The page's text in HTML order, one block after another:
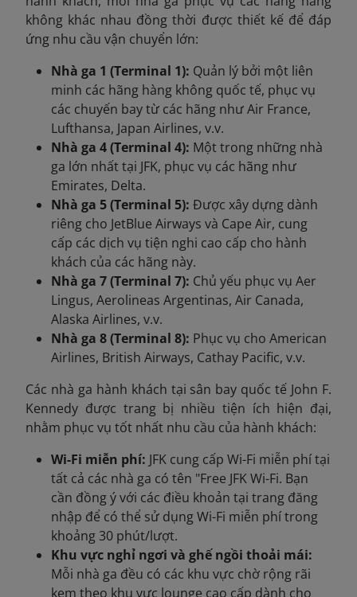
không khác nhau đồng thời được thiết kế để đáp
ứng nhu cầu vận chuyển lớn:
Nhà ga 1 (Terminal 1): Quản lý bởi một liên
minh các hãng hàng không quốc tế, phục vụ
các chuyến bay từ các hãng như Air France,
Lufthansa, Japan Airlines, v.v.
Nhà ga 4 (Terminal 4): Một trong những nhà
ga lớn nhất tại JFK, phục vụ các hãng như
Emirates, Delta.
Nhà ga 5 (Terminal 5): Được xây dựng dành
riêng cho JetBlue Airways và Cape Air, cung
cấp các dịch vụ tiện nghi cao cấp cho hành
khách của các hãng này.
Nhà ga 7 (Terminal 7): Chủ yếu phục vụ Aer
Lingus, Aerolineas Argentinas, Air Canada,
Alaska Airlines, v.v.
Nhà ga 8 (Terminal 8): Phục vụ cho American
Airlines, British Airways, Cathay Pacific, v.v.
Các nhà ga hành khách tại sân bay quốc tế John F.
Kennedy được trang bị nhiều tiện ích hiện đại,
nhằm phục vụ tốt nhất nhu cầu của hành khách:
Wi-Fi miễn phí: JFK cung cấp Wi-Fi miễn phí tại
tất cả các nhà ga có tên "Free JFK Wi-Fi. Bạn
cần đồng ý với các điều khoản tại trang đăng
nhập để có thể sử dụng Wi-Fi miễn phí trong
khoảng 30 phút/lượt.
Khu vực nghỉ ngơi và ghế ngồi thoải mái:
Mỗi nhà ga đều có các khu vực chờ rộng rãi
kem theo khu vực lounge cao cấp dành cho